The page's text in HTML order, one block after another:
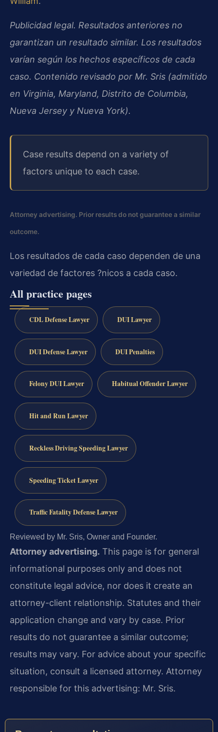
Publicidad legal. Resultados anteriores no
garantizan un resultado similar. Los resultados
varían según los hechos específicos de cada
caso. Contenido revisado por Mr. Sris (admitido
en Virginia, Maryland, Distrito de Columbia,
Nueva Jersey y Nueva York).
Case results depend on a variety of
factors unique to each case.
Attorney advertising. Prior results do not guarantee a similar
outcome.
Los resultados de cada caso dependen de una
variedad de factores ?nicos a cada caso.
All practice pages
CDL Defense Lawyer DUI Lawyer
DUI Defense Lawyer DUI Penalties
Felony DUI Lawyer Habitual Offender Lawyer
Hit and Run Lawyer
Reckless Driving Speeding Lawyer
Speeding Ticket Lawyer
Traffic Fatality Defense Lawyer
Reviewed by Mr. Sris, Owner and Founder.
Attorney advertising. This page is for general
informational purposes only and does not
constitute legal advice, nor does it create an
attorney-client relationship. Statutes and their
application change and vary by case. Prior
results do not guarantee a similar outcome;
results may vary. For advice about your specific
situation, consult a licensed attorney. Attorney
responsible for this advertising: Mr. Sris.